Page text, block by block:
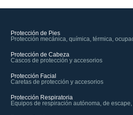
Protección de Pies
Protección mecánica, química, térmica,
Protección de Cabeza
Cascos de protección y accesorios
Protección Facial
Caretas de protección y accesorios
Protección Respiratoria
Equipos de respiración autónoma, de